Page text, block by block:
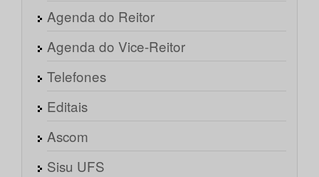
Agenda do Reitor
Agenda do Vice-Reitor
Telefones
Editais
Ascom
Sisu UFS